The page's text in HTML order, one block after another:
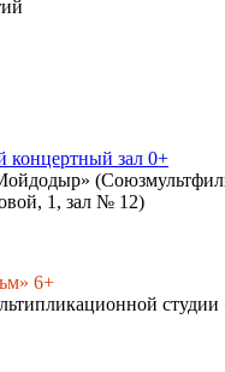
концертный зал 0+
1, зал № 12)
6+